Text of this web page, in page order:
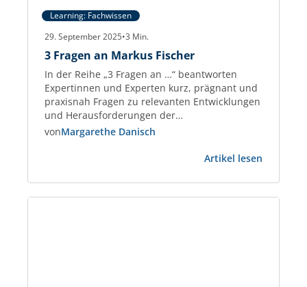
Learning: Fachwissen
29. September 2025•3 Min.
3 Fragen an Markus Fischer
In der Reihe „3 Fragen an …“ beantworten
Expertinnen und Experten kurz, prägnant und
praxisnah Fragen zu relevanten Entwicklungen
und Herausforderungen der
Gewerbeimmobilien-Branche. Markus Fischer
taskforce – Management on Demand AG und
PropTechs. Zuvor war er 25 Jahre im
Management, u. a. bei PATRIZIA.…
vonMargarethe Danisch
Artikel lesen
Fragen
an